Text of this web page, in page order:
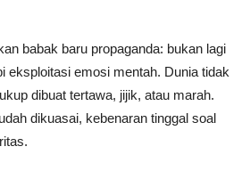
babak baru propaganda: bukan lagi
eksploitasi emosi mentah. Dunia tidak
dibuat tertawa, jijik, atau marah.
dikuasai, kebenaran tinggal soal